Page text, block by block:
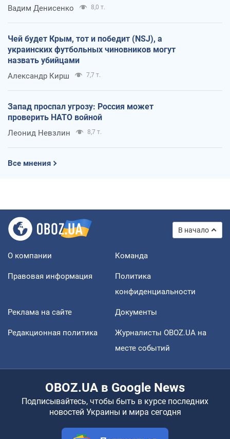
Вадим Денисенко 8,0 т.
Чей будет Крым, тот и победит (NSJ), а
украинских футбольных чиновников могут
назвать убийцами
Александр Кирш 7,7 т.
Запад проспал угрозу: Россия может
проверить НАТО войной
Леонид Невзлин 8,7 т.
Все мнения
В начало
О компании Команда
Правовая информация
Политика
конфиденциальности
Реклама на сайте Документы
Редакционная политика
Журналисты OBOZ.UA на
месте событий
OBOZ.UA в Google News
Подписывайтесь, чтобы быть в курсе последних
новостей Украины и мира сегодня